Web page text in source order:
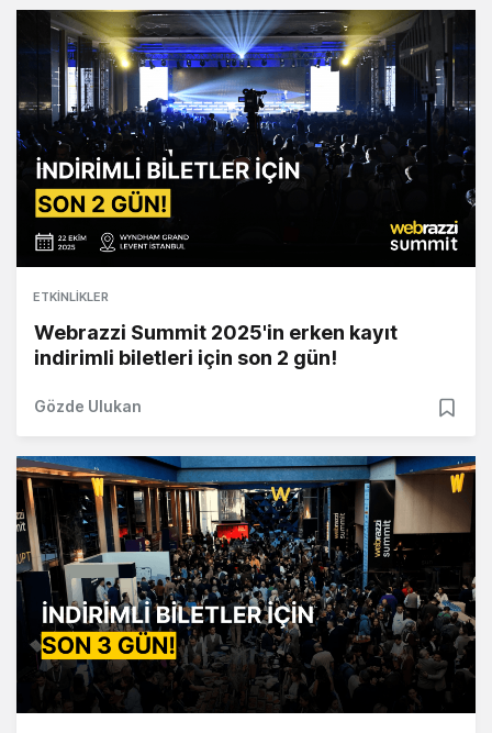
ETKINLIKLER
Webrazzi Summit 2025'in erken kayıt
indirimli biletleri için son 2 gün!
Gözde Ulukan